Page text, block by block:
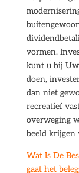
vormen.
kunt u bij
doen,
dan niet
recreatief
overweging
beeld krijgen
Wat Is De
gaat het